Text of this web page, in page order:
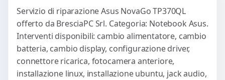
Servizio di riparazione Asus NovaGo TP370QL
offerto da BresciaPC Srl. Categoria: Notebook Asus.
Interventi disponibili: cambio alimentatore, cambio
batteria, cambio display, configurazione driver,
connettore ricarica, fotocamera anteriore,
installazione linux, installazione ubuntu, jack audio,